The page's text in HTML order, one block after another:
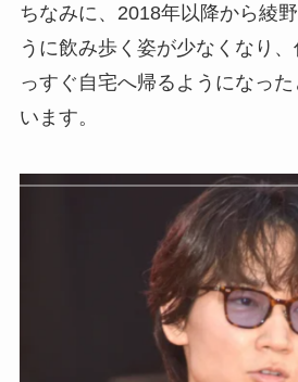
ちなみに、2018年以降から綾
うに飲み歩く姿が少なくなり
っすぐ自宅へ帰るようになっ
います。